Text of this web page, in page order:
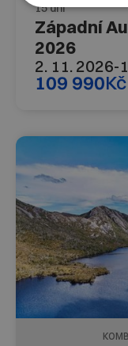
15 dní
Západní
2026
2. 11. 2026-
109 990Kč